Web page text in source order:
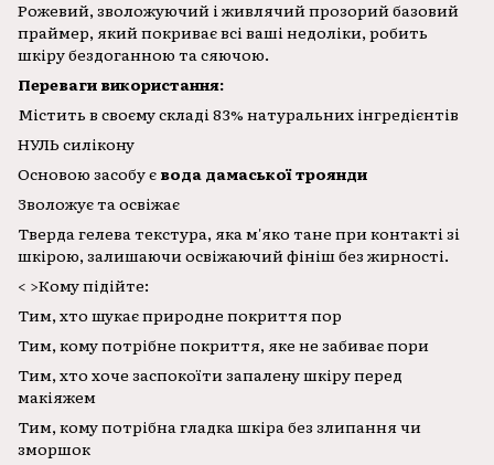
Рожевий, зволожуючий і живлячий прозорий базовий
праймер, який покриває всі ваші недоліки, робить
шкіру бездоганною та сяючою.
Переваги використання:
Містить в своєму складі 83% натуральних інгредієнтів
НУЛЬ силікону
Основою засобу є вода дамаської троянди
Зволожує та освіжає
Тверда гелева текстура, яка м'яко тане при контакті зі
шкірою, залишаючи освіжаючий фініш без жирності.
< >Кому підійте:
Тим, хто шукає природне покриття пор
Тим, кому потрібне покриття, яке не забиває пори
Тим, хто хоче заспокоїти запалену шкіру перед
макіяжем
Тим, кому потрібна гладка шкіра без злипання чи
зморшок